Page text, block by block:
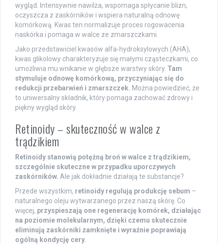
wygląd. Intensywnie nawilża, wspomaga spłycanie blizn,
oczyszcza z zaskórników i wspiera naturalną odnowę
komórkową. Kwas ten normalizuje proces rogowacenia
naskórka i pomaga w walce ze zmarszczkami.
Jako przedstawiciel kwasów alfa-hydroksylowych (AHA),
kwas glikolowy charakteryzuje się małymi cząsteczkami, co
umożliwia mu wnikanie w głębsze warstwy skóry. Tam
stymuluje odnowę komórkową, przyczyniając się do
redukcji przebarwień i zmarszczek. Można powiedzieć, że
to uniwersalny składnik, który pomaga zachować zdrowy i
piękny wygląd skóry.
Retinoidy – skuteczność w walce z
trądzikiem
Retinoidy stanowią potężną broń w walce z trądzikiem,
szczególnie skuteczne w przypadku uporczywych
zaskórników. Ale jak dokładnie działają te substancje?
Przede wszystkim, retinoidy regulują produkcję sebum –
naturalnego oleju wytwarzanego przez naszą skórę. Co
więcej, przyspieszają one regenerację komórek, działając
na poziomie molekularnym, dzięki czemu skutecznie
eliminują zaskórniki zamknięte i wyraźnie poprawiają
ogólną kondycję cery.